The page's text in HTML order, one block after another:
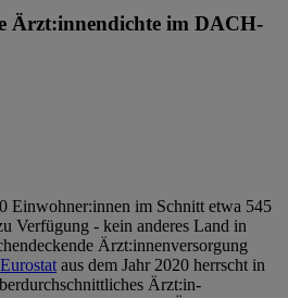
Ärzt:innendichte im DACH-
Einwohner:innen im Schnitt etwa 545
Verfügung - kein anderes Land in
Ärzt:innenversorgung
Eurostataus dem Jahr 2020 herrscht in
Ärzt:in-